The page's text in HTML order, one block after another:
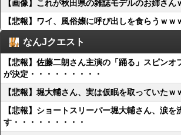
【画像】これが秋田県の雑誌モデルのお姉さん
【悲報】ワイ、風俗嬢に呼び出しを食らうｗｗ
なんJクエスト
【悲報】佐藤二朗さん主演の「踊る」スピンオ
が決定・・・・・・・・・
【悲報】堀大輔さん、実は仮眠を取っていたｗ
【悲報】ショートスリーパー堀大輔さん、涙を
す・・・・・・・・・